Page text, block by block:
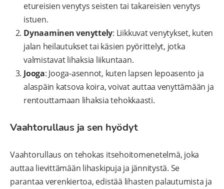
etureisien venytys seisten tai takareisien venytys
istuen.
Dynaaminen venyttely: Liikkuvat venytykset, kuten
jalan heilautukset tai käsien pyörittelyt, jotka
valmistavat lihaksia liikuntaan.
Jooga: Jooga-asennot, kuten lapsen lepoasento ja
alaspäin katsova koira, voivat auttaa venyttämään ja
rentouttamaan lihaksia tehokkaasti.
Vaahtorullaus ja sen hyödyt
Vaahtorullaus on tehokas itsehoitomenetelmä, joka
auttaa lievittämään lihaskipuja ja jännitystä. Se
parantaa verenkiertoa, edistää lihasten palautumista ja